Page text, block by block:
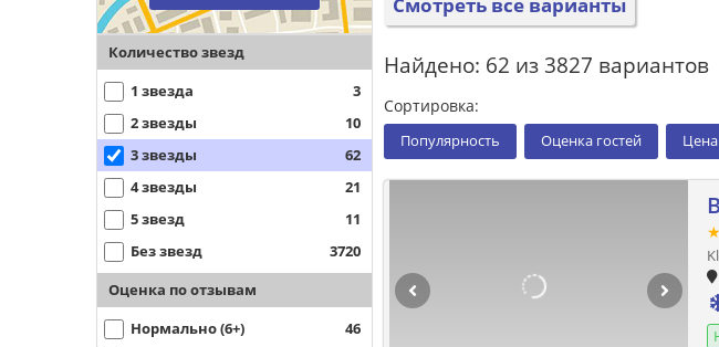
Количество звезд
1 звезда
3
2 звезды
10
3 звезды
62
4 звезды
21
5 звезд
11
Без звезд
3720
Оценка по отзывам
Нормально (6+)
46
Найдено: 62 из 3827 вариантов
Сортировка:
Популярность Оценка гостей Цена